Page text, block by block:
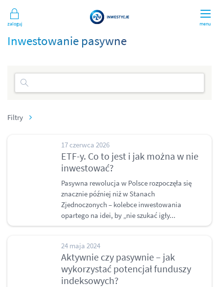
menu
Zaloguj
Inwestowanie pasywne
Filtry
17 czerwca 2026
ETF-y. Co to jest i jak można w nie
inwestować?
Pasywna rewolucja w Polsce rozpoczęła się
znacznie później niż w Stanach
Zjednoczonych – kolebce inwestowania
opartego na idei, by „nie szukać igły...
24 maja 2024
Aktywnie czy pasywnie – jak
wykorzystać potencjał funduszy
indeksowych?